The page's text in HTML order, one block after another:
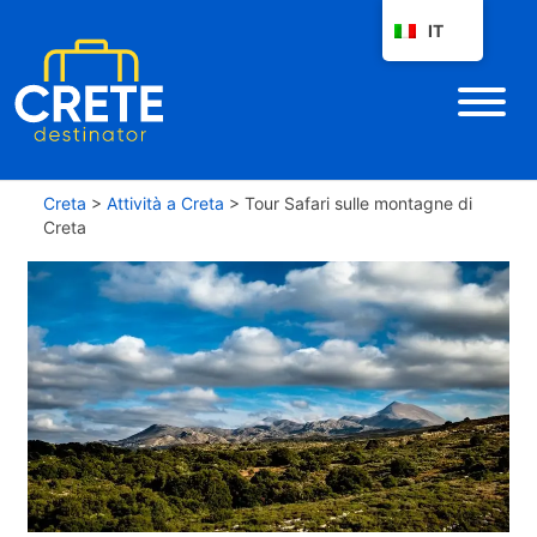
Creta > Attività a Creta > Tour Safari sulle montagne di
Creta
IT